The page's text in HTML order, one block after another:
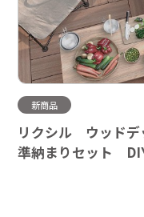
新商品
リクシル ウッド
準納まりセット